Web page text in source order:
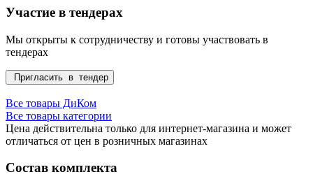
Участие в тендерах
Мы открыты к сотрудничеству и готовы участвовать в
тендерах
Пригласить в тендер
Все товары ДиКом
Все товары категории
Цена действительна только для интернет-магазина и может
отличаться от цен в розничных магазинах
Состав комплекта